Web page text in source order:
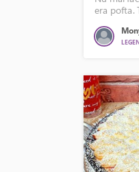
era pofta.
garnitura,
trebuie sa